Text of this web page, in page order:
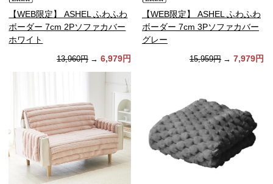
【WEB限定】 ASHEL ふわふわ
ボーダー 7cm 2Pソファカバー
ホワイト
13,960円 → 6,979円
【WEB限定】 ASHEL ふわふわ
ボーダー 7cm 3Pソファカバー
グレー
15,959円 → 7,979円